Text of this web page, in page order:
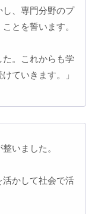
、専門分野のプ
とを誓います。
。これからも学
ていきます。」
いました。
かして社会で活